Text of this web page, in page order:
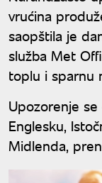
vrućina
saopštila je
služba Met
toplu i sparnu
Upozorenje
Englesku,
Midlenda,